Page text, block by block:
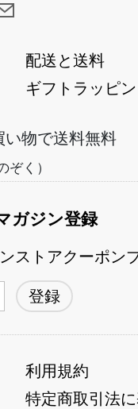
配送と送料
ギフトラッピ
い物で送料無料
ぞく）
ガジン登録
ストアクーポン
利用規約
特定商取引法